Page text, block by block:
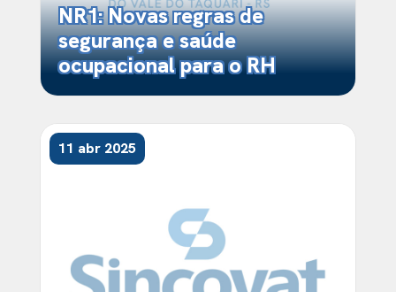
NR1: Novas regras de
segurança e saúde
ocupacional para o RH
11 abr 2025